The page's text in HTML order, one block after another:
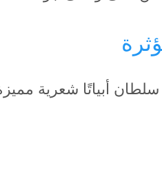
سلطان أبياتًا شعرية